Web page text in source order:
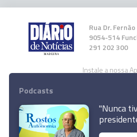
Rua Dr.
9054-514
291 202 300
Instale a nossa
Podcasts
"Nunca